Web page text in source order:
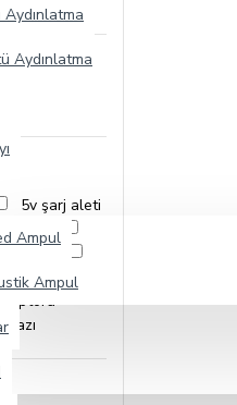
Aydınlatma
Aydınlatma
Ampul
Ampul
5v şarj aleti